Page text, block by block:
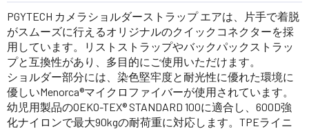
PGYTECH カメラショルダーストラップ エアは、片手で着脱
がスムーズに行えるオリジナルのクイックコネクターを採
用しています。リストストラップやバックパックストラッ
プと互換性があり、多目的にご使用いただけます。
ショルダー部分には、染色堅牢度と耐光性に優れた環境に
優しいMenorca®マイクロファイバーが使用されています。
幼児用製品のOEKO-TEX® STANDARD 100に適合し、600D強
化ナイロンで最大90kgの耐荷重に対応します。TPEライニ